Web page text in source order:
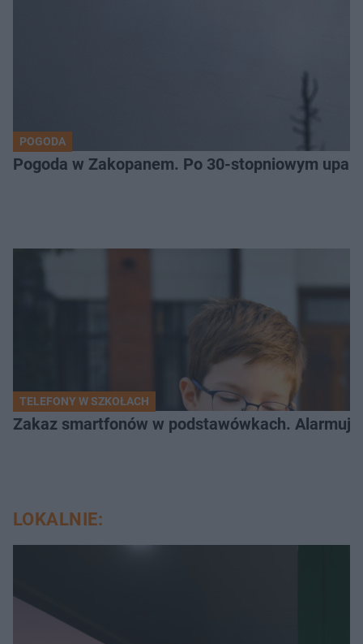
POGODA
Pogoda w Zakopanem. Po 30-stopniowym
TELEFONY W SZKOŁACH
Zakaz smartfonów w podstawówkach.
LOKALNIE: